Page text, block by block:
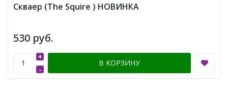
Скваер (The Squire ) НОВИНКА
530 руб.
-
+
В КОРЗИНУ